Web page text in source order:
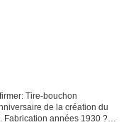
Tire-bouchon
de la création du
Fabrication années 1930 ?